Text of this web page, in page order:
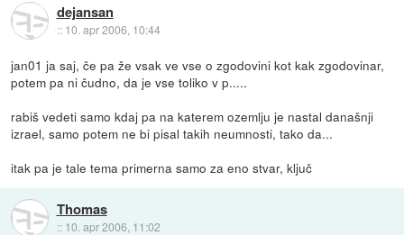
dejansan
:: 10. apr 2006, 10:44
jan01 ja saj, če pa že vsak ve vse o zgodovini kot kak zgodovinar,
potem pa ni čudno, da je vse toliko v p.....
rabiš vedeti samo kdaj pa na katerem ozemlju je nastal današnji
izrael, samo potem ne bi pisal takih neumnosti, tako da...
itak pa je tale tema primerna samo za eno stvar, ključ
Thomas
:: 10. apr 2006, 11:02